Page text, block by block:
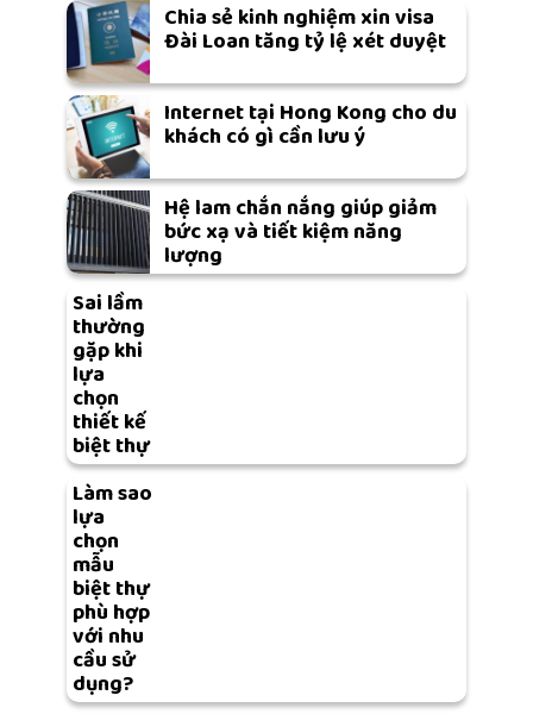
Chia sẻ kinh nghiệm xin visa
Đài Loan tăng tỷ lệ xét duyệt
Internet tại Hong Kong cho du
khách có gì cần lưu ý
Hệ lam chắn nắng giúp giảm
bức xạ và tiết kiệm năng
lượng
Sai lầm
thường
gặp khi
lựa
chọn
thiết kế
biệt thự
Làm sao
lựa
chọn
mẫu
biệt thự
phù hợp
với nhu
cầu sử
dụng?